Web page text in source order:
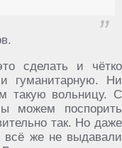
сделать и чётко
гуманитарную. Ни
такую вольницу. С
можем поспорить
так. Но даже
всё же не выдавали